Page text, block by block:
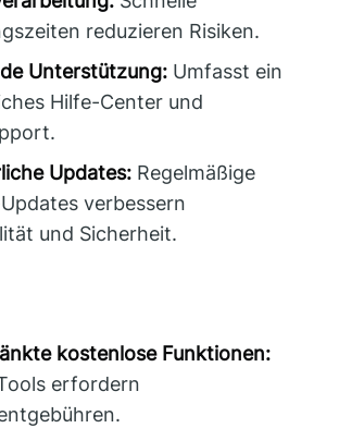
reduzieren Risiken.
Unterstützung: Umfasst ein
Hilfe-Center und
Updates: Regelmäßige
verbessern
und Sicherheit.
kostenlose Funktionen:
erfordern